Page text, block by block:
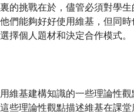
的挑戰在於，儘管必須對學
們能夠好好使用維基，但同
擇個人題材和決定合作模式。
維基建構知識的一些理論性
些理論性觀點描述維基在課